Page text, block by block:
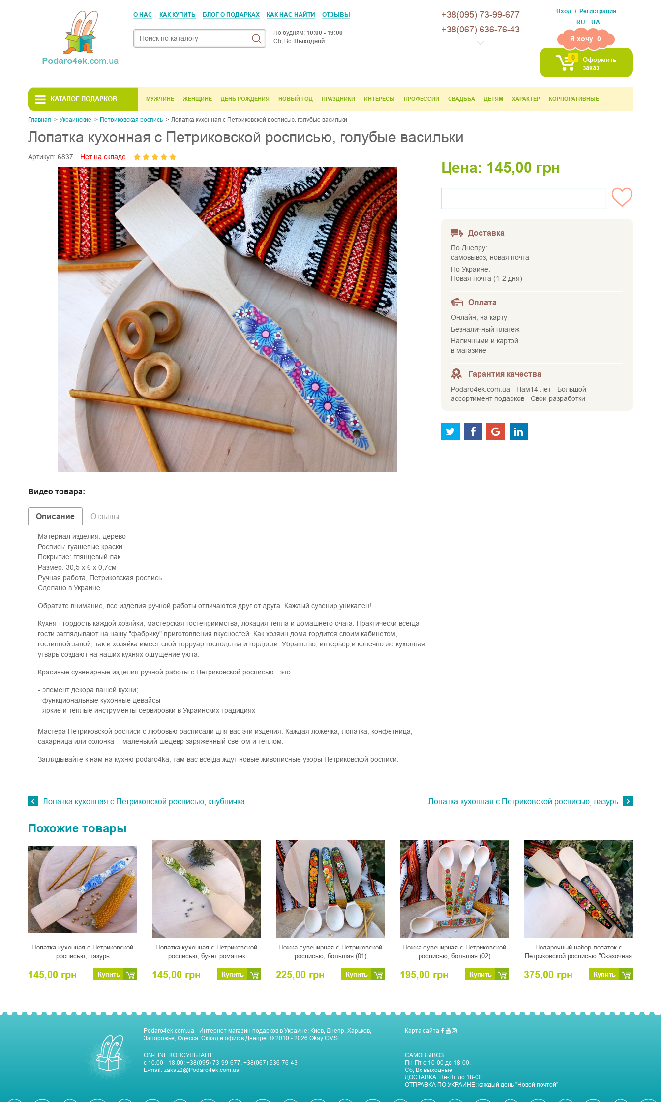
О НАС КАК КУПИТЬ БЛОГ О ПОДАРКАХ КАК НАС НАЙТИ ОТЗЫВЫ
По будням: 10:00 - 19:00
Сб, Вс: Выходной
+38(095) 73-99-677
+38(067) 636-76-43
Вход
Регистрация
RU
UA
Я хочу 0
0
Оформить
заказ
КАТАЛОГ ПОДАРКОВ МУЖЧИНЕ ЖЕНЩИНЕ ДЕНЬ РОЖДЕНИЯ НОВЫЙ ГОД ПРАЗДНИКИ ИНТЕРЕСЫ ПРОФЕССИИ СВАДЬБА ДЕТЯМ ХАРАКТЕР КОРПОРАТИВНЫЕ
Главная Украинскиe Петриковская роспись Лопатка кухонная с Петриковской росписью, голубые васильки
Лопатка кухонная с Петриковской росписью, голубые васильки
Артикул: 6837 Нет на складе
Видео товара:
Описание
Материал изделия: дерево
Роспись: гуашевые краски
Покрытие: глянцевый лак
Размер: 30,5 х 6 х 0,7см
Ручная работа, Петриковская роспись
Сделано в Украине
Обратите внимание, все изделия ручной работы отличаются друг от друга. Каждый сувенир уникален!
Кухня - гордость каждой хозяйки, мастерская гостеприимства, локация тепла и домашнего очага. Практически всегда
гости заглядывают на нашу "фабрику" приготовления вкусностей. Как хозяин дома гордится своим кабинетом,
гостинной залой, так и хозяйка имеет свой терруар господства и гордости. Убранство, интерьер,и конечно же кухонная
утварь создают на наших кухнях ощущение уюта.
Красивые сувенирные изделия ручной работы с Петриковской росписью - это:
- элемент декора вашей кухни;
- функциональные кухонные девайсы
- яркие и теплые инструменты сервировки в Украинских традициях
Мастера Петриковской росписи с любовью расписали для вас эти изделия. Каждая ложечка, лопатка, конфетница,
сахарница или солонка - маленький шедевр заряженный светом и теплом.
Заглядывайте к нам на кухню podaro4ka, там вас всегда ждут новые живописные узоры Петриковской росписи.
Отзывы
Цена: 145,00 грн
Доставка
По Днепру:
самовывоз, новая почта
По Украине:
Новая почта (1-2 дня)
Оплата
Онлайн, на карту
Безналичный платеж
Наличными и картой
в магазине
Гарантия качества
Podaro4ek.com.ua - Нам14 лет - Большой
ассортимент подарков - Свои разработки
Лопатка кухонная с Петриковской росписью, клубничка Лопатка кухонная с Петриковской росписью, лазурь
Похожие товары
Лопатка кухонная с Петриковской
росписью, лазурь
145,00 грн Купить
Лопатка кухонная с Петриковской
росписью, букет ромашек
145,00 грн Купить
Ложка сувенирная с Петриковской
росписью, большая (01)
225,00 грн Купить
Ложка сувенирная с Петриковской
росписью, большая (02)
195,00 грн Купить
Подарочный набор лопаток с
Петриковской росписью "Сказочная
375,00 грн Купить
Podaro4ek.com.ua - Интернет магазин подарков в Украине: Киев, Днепр, Харьков,
Запорожье, Одесса. Склад и офис в Днепре. © 2010 - 2026 Okay CMS
Карта сайта
ON-LINE КОНСУЛЬТАНТ:
с 10.00 - 18.00: +38(095) 73-99-677, +38(067) 636-76-43
E-mail: zakaz2@Podaro4ek.com.ua
САМОВЫВОЗ:
Пн-Пт c 10-00 до 18-00,
Сб, Вс выходные
ДОСТАВКА: Пн-Пт до 18-00
ОТПРАВКА ПО УКРАИНЕ: каждый день "Новой почтой"